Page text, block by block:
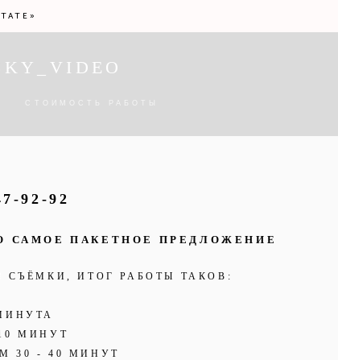
СТОИМОСТЬ РАБОТЫ
92-92
САМОЕ ПАКЕТНОЕ ПРЕДЛОЖЕНИЕ
ИТОГ РАБОТЫ ТАКОВ:
МИНУТ
30 - 40 МИНУТ